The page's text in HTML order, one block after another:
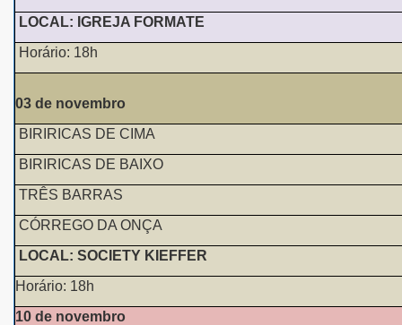
LOCAL: IGREJA FORMATE
Horário: 18h
03 de novembro
BIRIRICAS DE CIMA
BIRIRICAS DE BAIXO
TRÊS BARRAS
CÓRREGO DA ONÇA
LOCAL: SOCIETY KIEFFER
Horário: 18h
10 de novembro